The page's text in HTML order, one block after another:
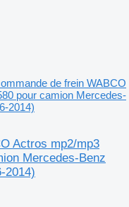
de frein WABCO
pour camion Mercedes-
2014)
Actros mp2/mp3
Mercedes-Benz
2014)